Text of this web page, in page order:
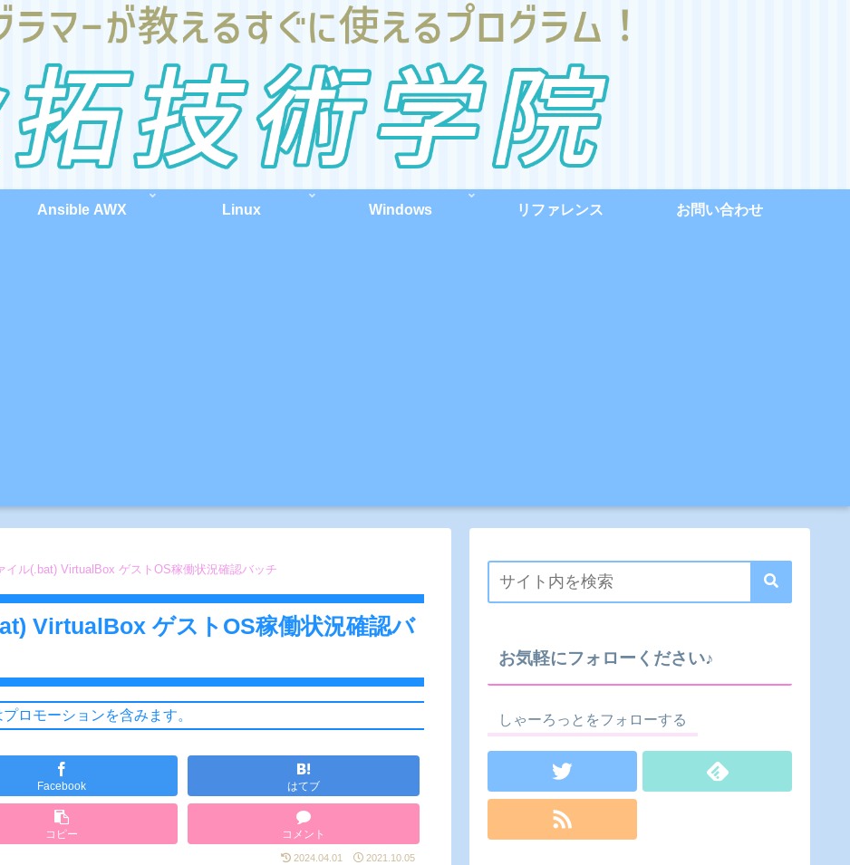
Ansible AWX Linux Windows リファレンス お問い合わせ
イル(.bat) VirtualBox ゲストOS稼働状況確認バッチ
VirtualBox ゲストOS稼働状況確認バ
ロモーションを含みます。
Facebook はてブ
コピー コメント
2024.04.01 2021.10.05
お気軽にフォローください♪
しゃーろっとをフォローする